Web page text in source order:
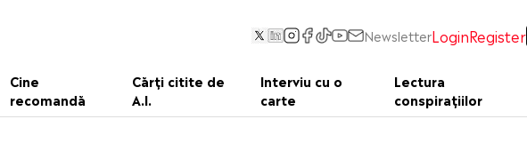
NewsletterLoginRegister
Cine
recomandă
Cărți citite de
A.I.
Interviu cu o
carte
Lectura
conspirațiilor